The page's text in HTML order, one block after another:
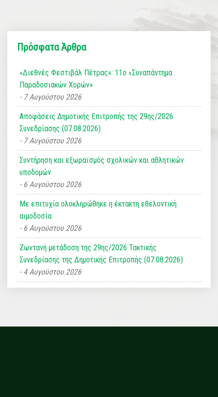
Πρόσφατα Άρθρα
«Διεθνές Φεστιβάλ Πέτρας»: 11ο «Συναπάντημα
Παραδοσιακών Χορών»
7 Αυγούστου 2026
Αποφάσεις Δημοτικής Επιτροπής της 29ης/2026
Συνεδρίασης (07.08.2026)
7 Αυγούστου 2026
Συντήρηση και εξωραϊσμός σχολικών και αθλητικών
υποδομών
6 Αυγούστου 2026
Με επιτυχία ολοκληρώθηκε η έκτακτη εθελοντική
αιμοδοσία
6 Αυγούστου 2026
Ζωντανή μετάδοση της 29ης/2026 Τακτικής
Συνεδρίασης της Δημοτικής Επιτροπής (07.08.2026)
4 Αυγούστου 2026